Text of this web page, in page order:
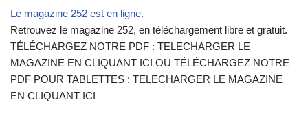
Le magazine 252 est en ligne.
Retrouvez le magazine 252, en téléchargement libre et gratuit.
TÉLÉCHARGEZ NOTRE PDF : TELECHARGER LE
MAGAZINE EN CLIQUANT ICI OU TÉLÉCHARGEZ NOTRE
PDF POUR TABLETTES : TELECHARGER LE MAGAZINE
EN CLIQUANT ICI